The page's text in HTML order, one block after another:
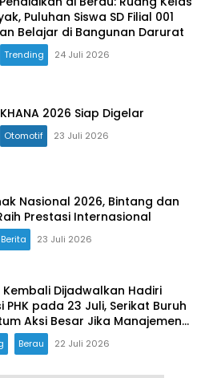
Puluhan Siswa SD Filial 001
Belajar di Bangunan Darurat
Trending 24 Juli 2026
2026 Siap Digelar
Otomotif 23 Juli 2026
Nasional 2026, Bintang dan
Prestasi Internasional
Berita 23 Juli 2026
Kembali Dijadwalkan Hadiri
PHK pada 23 Juli, Serikat Buruh
Aksi Besar Jika Manajemen
LagiBerau 22 Juli 2026